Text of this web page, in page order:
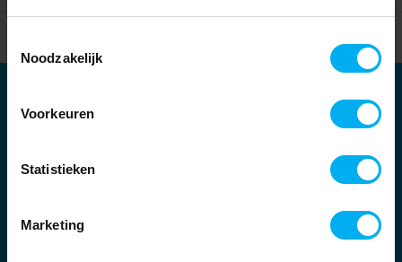
Noodzakelijk
Voorkeuren
Statistieken
Marketing
Partners